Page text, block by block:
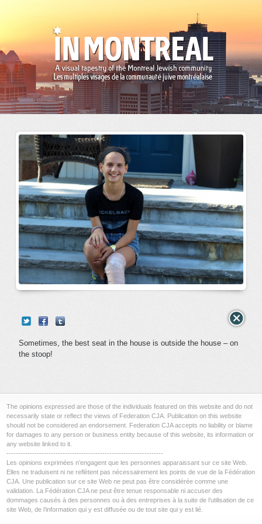
Sometimes, the best seat in the house is outside the house – on
the stoop!
The opinions expressed are those of the individuals featured on this website and do not
necessarily state or reflect the views of Federation CJA. Publication on this website
should not be considered an endorsement. Federation CJA accepts no liability or blame
for damages to any person or business entity because of this website, its information or
any website linked to it.
-------------------------------------------------------------------
Les opinions exprimées n’engagent que les personnes apparaissant sur ce site Web.
Elles ne traduisent ni ne reflètent pas nécessairement les points de vue de la Fédération
CJA. Une publication sur ce site Web ne peut pas être considérée comme une
validation. La Fédération CJA ne peut être tenue responsable ni accuser des
dommages causés à des personnes ou à des entreprises à la suite de l’utilisation de ce
site Web, de l’information qui y est diffusée ou de tout site qui y est lié.